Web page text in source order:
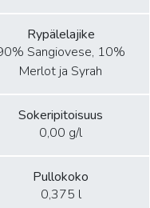
Rypälelajike
Sangiovese, 10%
Merlot ja Syrah
Sokeripitoisuus
0,00 g/l
Pullokoko
0,375 l